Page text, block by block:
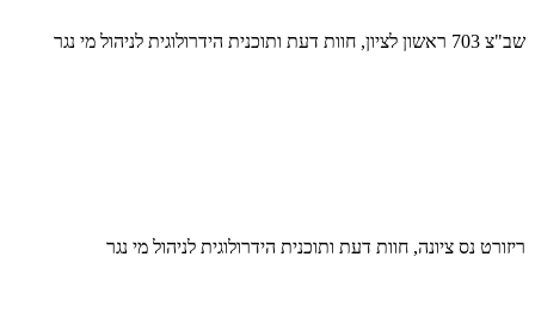
שב"צ 703 ראשון לציון, חוות דעת ותוכנית הידרולוגית לניהול מי נגר
ריזורט נס ציונה, חוות דעת ותוכנית הידרולוגית לניהול מי נגר